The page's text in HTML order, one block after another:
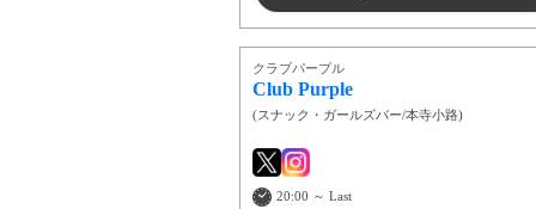
クラブパープル
Club Purple
(スナック・ガールズバー/本寺小路)
20:00 ～ Last